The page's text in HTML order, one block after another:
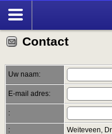
Contact
Uw naam:
E-mail adres:
:
:
Weiteveen,